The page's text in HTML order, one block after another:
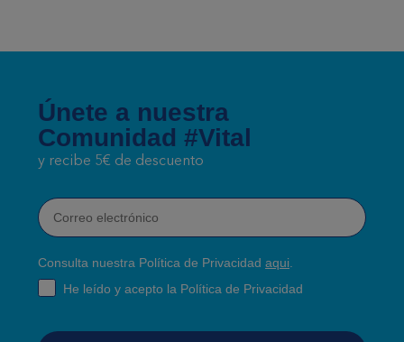
Únete a nuestra
Comunidad #Vital
y recibe 5€ de descuento
Correo electrónico
Consulta nuestra Política de Privacidad aqui.
RGPDHe leído y acepto la Política de Privacidad